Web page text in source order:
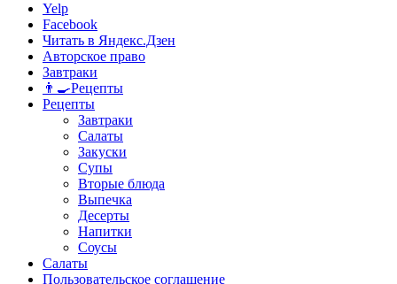
Yelp
Facebook
Читать в Яндекс.Дзен
Авторское право
Завтраки
👨‍🍳Рецепты
Рецепты
Завтраки
Салаты
Закуски
Супы
Вторые блюда
Выпечка
Десерты
Напитки
Соусы
Салаты
Пользовательское соглашение